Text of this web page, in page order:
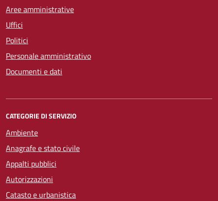
Aree amministrative
Uffici
Politici
Personale amministrativo
Documenti e dati
CATEGORIE DI SERVIZIO
Ambiente
Anagrafe e stato civile
Appalti pubblici
Autorizzazioni
Catasto e urbanistica